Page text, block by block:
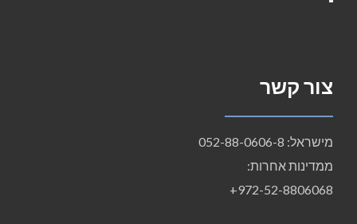
צור קשר
מישראל: 052-88-0606-8
ממדינות אחרות:
972-52-8806068+